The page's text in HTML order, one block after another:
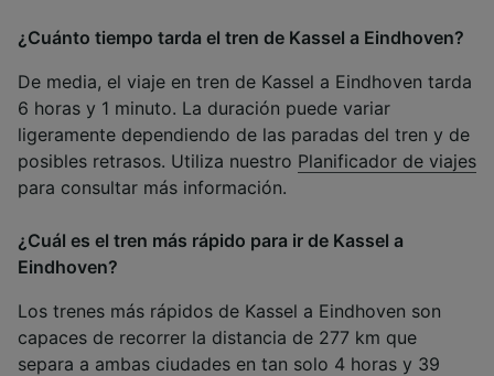
¿Cuánto tiempo tarda el tren de Kassel a Eindhoven?
De media, el viaje en tren de Kassel a Eindhoven tarda
6 horas y 1 minuto. La duración puede variar
ligeramente dependiendo de las paradas del tren y de
posibles retrasos. Utiliza nuestro Planificador de viajes
para consultar más información.
¿Cuál es el tren más rápido para ir de Kassel a
Eindhoven?
Los trenes más rápidos de Kassel a Eindhoven son
capaces de recorrer la distancia de 277 km que
separa a ambas ciudades en tan solo 4 horas y 39